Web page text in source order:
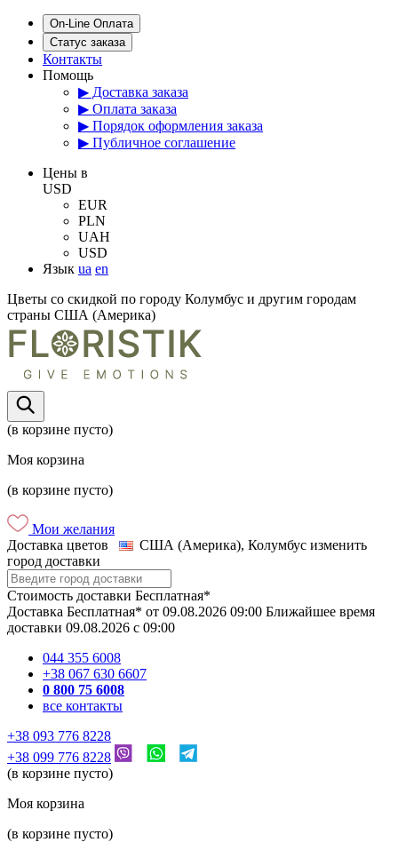
On-Line Оплата
Статус заказа
Контакты
Помощь
▶ Доставка заказа
▶ Оплата заказа
▶ Порядок оформления заказа
▶ Публичное соглашение
Цены в
USD
EUR
PLN
UAH
USD
Язык ua en
Цветы со скидкой по городу Колумбус и другим городам
страны США (Америка)
(в корзине пусто)
Моя корзина
(в корзине пусто)
Мои желания
Доставка цветов
США (Америка), Колумбус изменить
город доставки
Стоимость доставки Бесплатная*
Доставка Бесплатная* от 09.08.2026 09:00 Ближайшее время
доставки 09.08.2026 c 09:00
044 355 6008
+38 067 630 6607
0 800 75 6008
все контакты
+38 093 776 8228
+38 099 776 8228
(в корзине пусто)
Моя корзина
(в корзине пусто)